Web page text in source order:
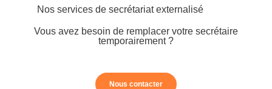
Nos services de secrétariat externalisé
Vous avez besoin de remplacer votre secrétaire
temporairement ?
Nous contacter